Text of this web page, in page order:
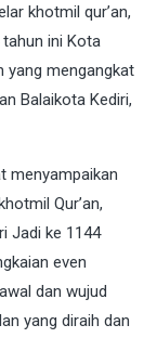
khotmil qur’an,
ini Kota
yang mengangkat
Balaikota Kediri,
menyampaikan
Qur’an,
Jadi ke 1144
even
dan wujud
yang diraih dan